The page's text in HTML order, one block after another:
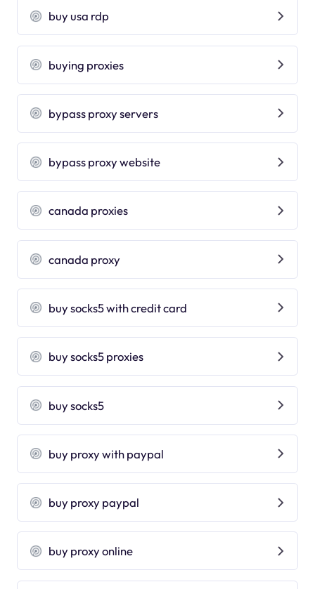
buy usa rdp
buying proxies
bypass proxy servers
bypass proxy website
canada proxies
canada proxy
buy socks5 with credit card
buy socks5 proxies
buy socks5
buy proxy with paypal
buy proxy paypal
buy proxy online